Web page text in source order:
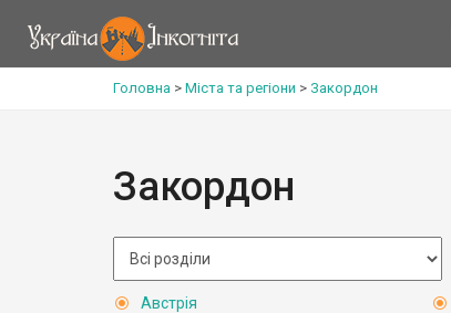
Головна > Міста та регіони > Закордон
Закордон
Австрія